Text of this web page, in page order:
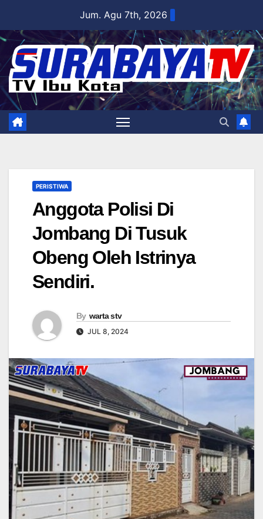
content
Jum. Agu 7th, 2026
PERISTIWA
Anggota Polisi Di
Jombang Di Tusuk
Obeng Oleh Istrinya
Sendiri.
By warta stv
JUL 8, 2024